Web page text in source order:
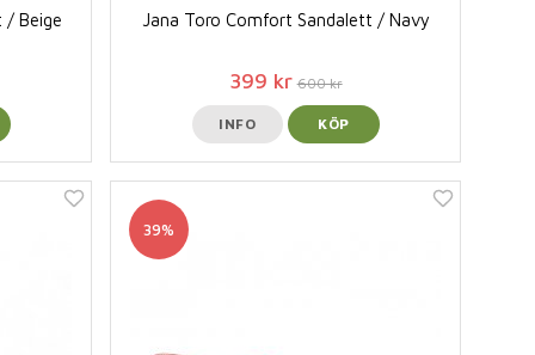
/ Beige Jana Toro Comfort Sandalett / Navy
399 kr 600 kr
INFO KÖP
39%